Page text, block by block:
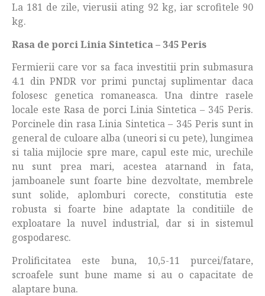
La 181 de zile, vierusii ating 92 kg, iar scrofitele 90
kg.
Rasa de porci Linia Sintetica – 345 Peris
Fermierii care vor sa faca investitii prin submasura
4.1 din PNDR vor primi punctaj suplimentar daca
folosesc genetica romaneasca. Una dintre rasele
locale este Rasa de porci Linia Sintetica – 345 Peris.
Porcinele din rasa Linia Sintetica – 345 Peris sunt in
general de culoare alba (uneori si cu pete), lungimea
si talia mijlocie spre mare, capul este mic, urechile
nu sunt prea mari, acestea atarnand in fata,
jamboanele sunt foarte bine dezvoltate, membrele
sunt solide, aplomburi corecte, constitutia este
robusta si foarte bine adaptate la conditiile de
exploatare la nuvel industrial, dar si in sistemul
gospodaresc.
Prolificitatea este buna, 10,5-11 purcei/fatare,
scroafele sunt bune mame si au o capacitate de
alaptare buna.